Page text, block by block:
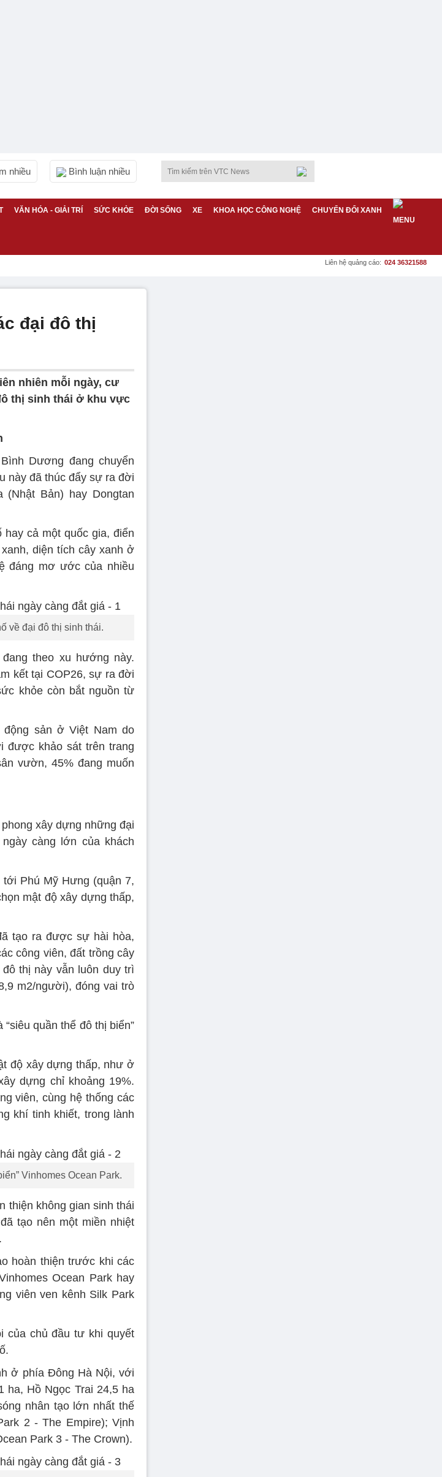
nhiều Bình luận nhiều
VĂN HÓA - GIẢI TRÍ SỨC KHỎE ĐỜI SỐNG XE KHOA HỌC CÔNG NGHỆ CHUYỂN ĐỔI XANH
Liên hệ quảng cáo: 024 36321588
đại đô thị
nhiên mỗi ngày, cư
thị sinh thái ở khu vực
Dương đang chuyển
này đã thúc đẩy sự ra đời
Bản) hay Dongtan
cả một quốc gia, điển
diện tích cây xanh ở
đáng mơ ước của nhiều
về đại đô thị sinh thái.
theo xu hướng này.
kết tại COP26, sự ra đời
khỏe còn bắt nguồn từ
sản ở Việt Nam do
được khảo sát trên trang
vườn, 45% đang muốn
xây dựng những đại
càng lớn của khách
Phú Mỹ Hưng (quận 7,
mật độ xây dựng thấp,
tạo ra được sự hài hòa,
công viên, đất trồng cây
thị này vẫn luôn duy trì
m2/người), đóng vai trò
quần thể đô thị biển”
độ xây dựng thấp, như ở
dựng chỉ khoảng 19%.
viên, cùng hệ thống các
khí tinh khiết, trong lành
Vinhomes Ocean Park.
thiện không gian sinh thái
tạo nên một miền nhiệt
hoàn thiện trước khi các
Ocean Park hay
viên ven kênh Silk Park
của chủ đầu tư khi quyết
ở phía Đông Hà Nội, với
ha, Hồ Ngọc Trai 24,5 ha
nhân tạo lớn nhất thế
2 - The Empire); Vịnh
Park 3 - The Crown).